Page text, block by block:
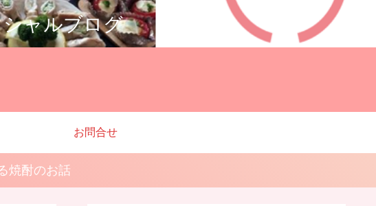
ャルブログ
お問合せ
焼酎のお話